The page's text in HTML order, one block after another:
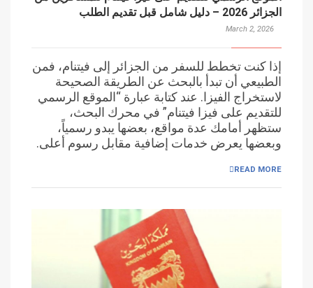
الجزائر 2026 – دليل شامل قبل تقديم الطلب
March 2, 2026
إذا كنت تخطط للسفر من الجزائر إلى فيتنام، فمن
الطبيعي أن تبدأ بالبحث عن الطريقة الصحيحة
لاستخراج الفيزا. عند كتابة عبارة “الموقع الرسمي
للتقديم على فيزا فيتنام” في محرك البحث،
ستظهر أمامك عدة مواقع، بعضها يبدو رسمياً،
وبعضها يعرض خدمات إضافية مقابل رسوم أعلى.
READ MORE